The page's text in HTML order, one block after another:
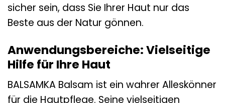
sicher sein, dass Sie Ihrer Haut nur das
Beste aus der Natur gönnen.
Anwendungsbereiche: Vielseitige
Hilfe für Ihre Haut
BALSAMKA Balsam ist ein wahrer Alleskönner
für die Hautpflege. Seine vielseitigen